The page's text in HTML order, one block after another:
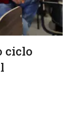
ciclo